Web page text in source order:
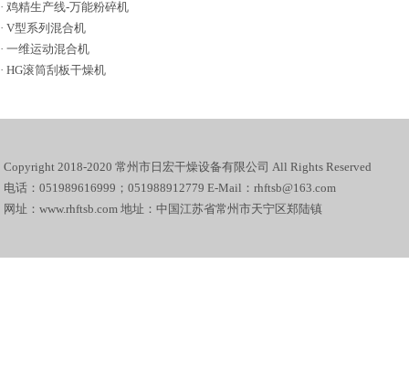
· 鸡精生产线-万能粉碎机
· V型系列混合机
· 一维运动混合机
· HG滚筒刮板干燥机
Copyright 2018-2020 常州市日宏干燥设备有限公司 All Rights Reserved
电话：051989616999；051988912779 E-Mail：rhftsb@163.com
网址：www.rhftsb.com 地址：中国江苏省常州市天宁区郑陆镇